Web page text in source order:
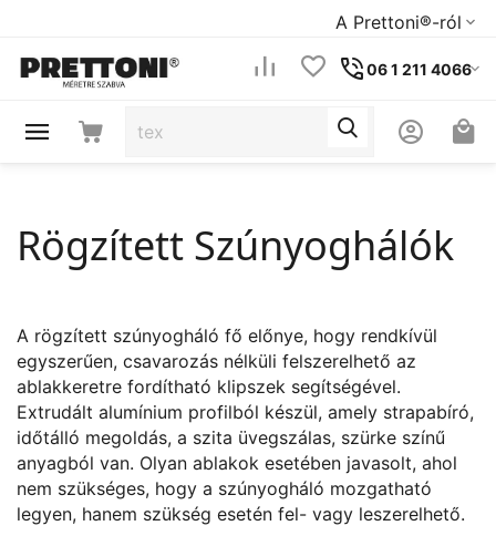
A Prettoni®-ról
06 1 211 4066
Rögzített Szúnyoghálók
A rögzített szúnyogháló fő előnye, hogy rendkívül
egyszerűen, csavarozás nélküli felszerelhető az
ablakkeretre fordítható klipszek segítségével.
Extrudált alumínium profilból készül, amely strapabíró,
időtálló megoldás, a szita üvegszálas, szürke színű
anyagból van. Olyan ablakok esetében javasolt, ahol
nem szükséges, hogy a szúnyogháló mozgatható
legyen, hanem szükség esetén fel- vagy leszerelhető.